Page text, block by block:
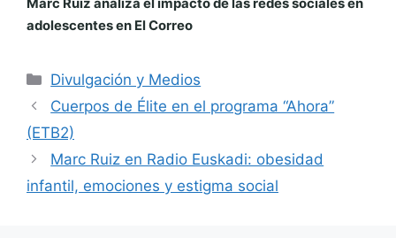
Marc Ruiz analiza el impacto de las redes sociales en
adolescentes en El Correo
Categorías
Divulgación y Medios
Cuerpos de Élite en el programa “Ahora”
(ETB2)
Marc Ruiz en Radio Euskadi: obesidad
infantil, emociones y estigma social